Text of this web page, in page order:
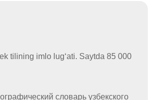
tilining imlo lugʻati. Saytda 85 000
словарь узбекского